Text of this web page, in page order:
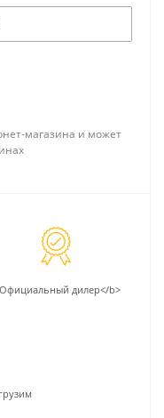
магазина и может
дилер</b>